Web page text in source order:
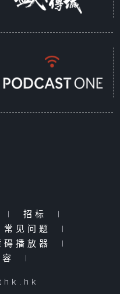
| 招标
|
常见问题
|
碍播放器
|
容
|